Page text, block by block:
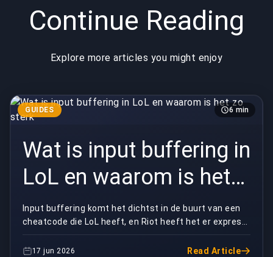
Continue Reading
Explore more articles you might enjoy
GUIDES 6 min
Wat is input buffering in
LoL en waarom is het
zo sterk
Input buffering komt het dichtst in de buurt van een
cheatcode die LoL heeft, en Riot heeft het er expres
in gebouwd. Het is de reden waarom een Flash...
17 jun 2026 Read Article